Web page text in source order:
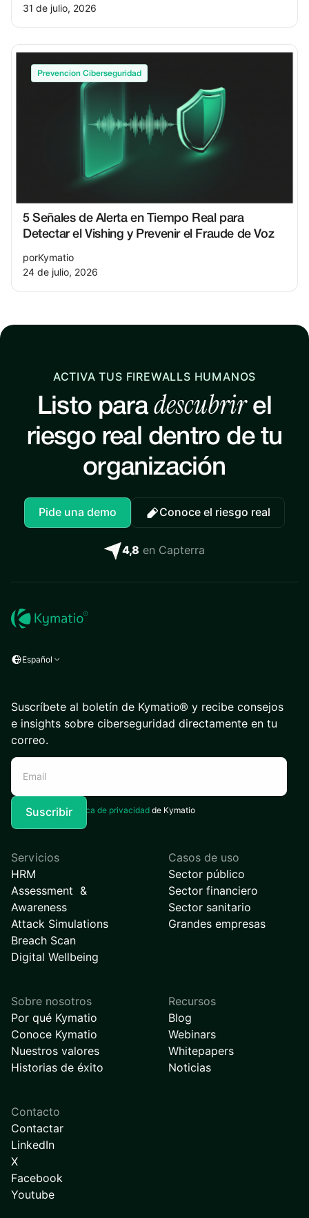
31 de julio, 2026
Prevencion Ciberseguridad
5 Señales de Alerta en Tiempo Real para
Detectar el Vishing y Prevenir el Fraude de Voz
porKymatio
24 de julio, 2026
ACTIVA TUS FIREWALLS HUMANOS
Listo paradescubrirel
riesgo real dentro de tu
organización
Pide una demo Conoce el riesgo real
4,8 en Capterra
Español
Suscríbete al boletín de Kymatio® y recibe consejos
e insights sobre ciberseguridad directamente en tu
correo.
Acepto laPolítica de privacidad de Kymatio
Servicios
HRM
Assessment &
Awareness
Attack Simulations
Breach Scan
Digital Wellbeing
Casos de uso
Sector público
Sector financiero
Sector sanitario
Grandes empresas
Sobre nosotros
Por qué Kymatio
Conoce Kymatio
Nuestros valores
Historias de éxito
Recursos
Blog
Webinars
Whitepapers
Noticias
Contacto
Contactar
LinkedIn
X
Facebook
Youtube